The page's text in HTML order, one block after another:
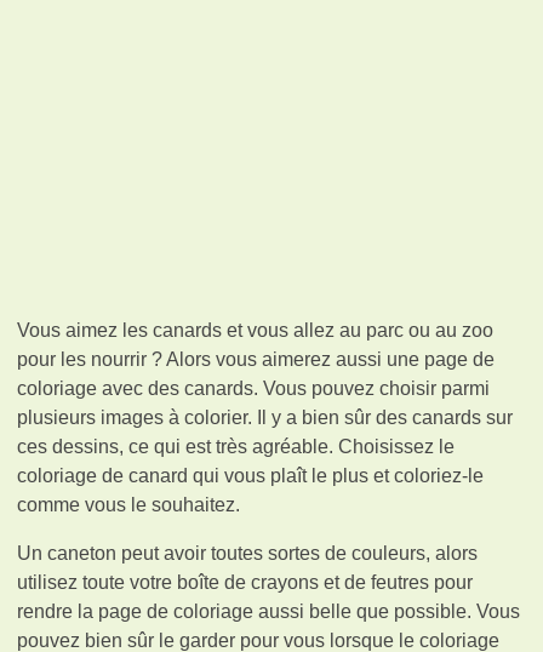
Vous aimez les canards et vous allez au parc ou au zoo
pour les nourrir ? Alors vous aimerez aussi une page de
coloriage avec des canards. Vous pouvez choisir parmi
plusieurs images à colorier. Il y a bien sûr des canards sur
ces dessins, ce qui est très agréable. Choisissez le
coloriage de canard qui vous plaît le plus et coloriez-le
comme vous le souhaitez.
Un caneton peut avoir toutes sortes de couleurs, alors
utilisez toute votre boîte de crayons et de feutres pour
rendre la page de coloriage aussi belle que possible. Vous
pouvez bien sûr le garder pour vous lorsque le coloriage